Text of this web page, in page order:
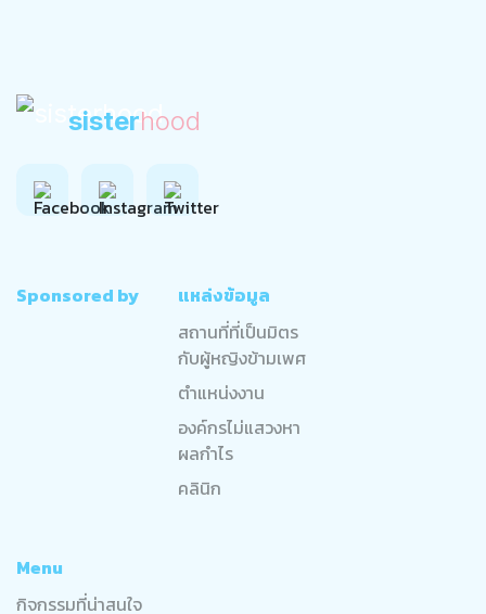
sisterhood
Sponsored by
แหล่งข้อมูล
สถานที่ที่เป็นมิตร
กับผู้หญิงข้ามเพศ
ตำแหน่งงาน
องค์กรไม่แสวงหา
ผลกำไร
คลินิก
Menu
กิจกรรมที่น่าสนใจ